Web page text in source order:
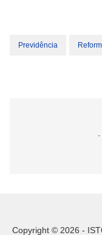
Previdência
Copyright © 2026 -